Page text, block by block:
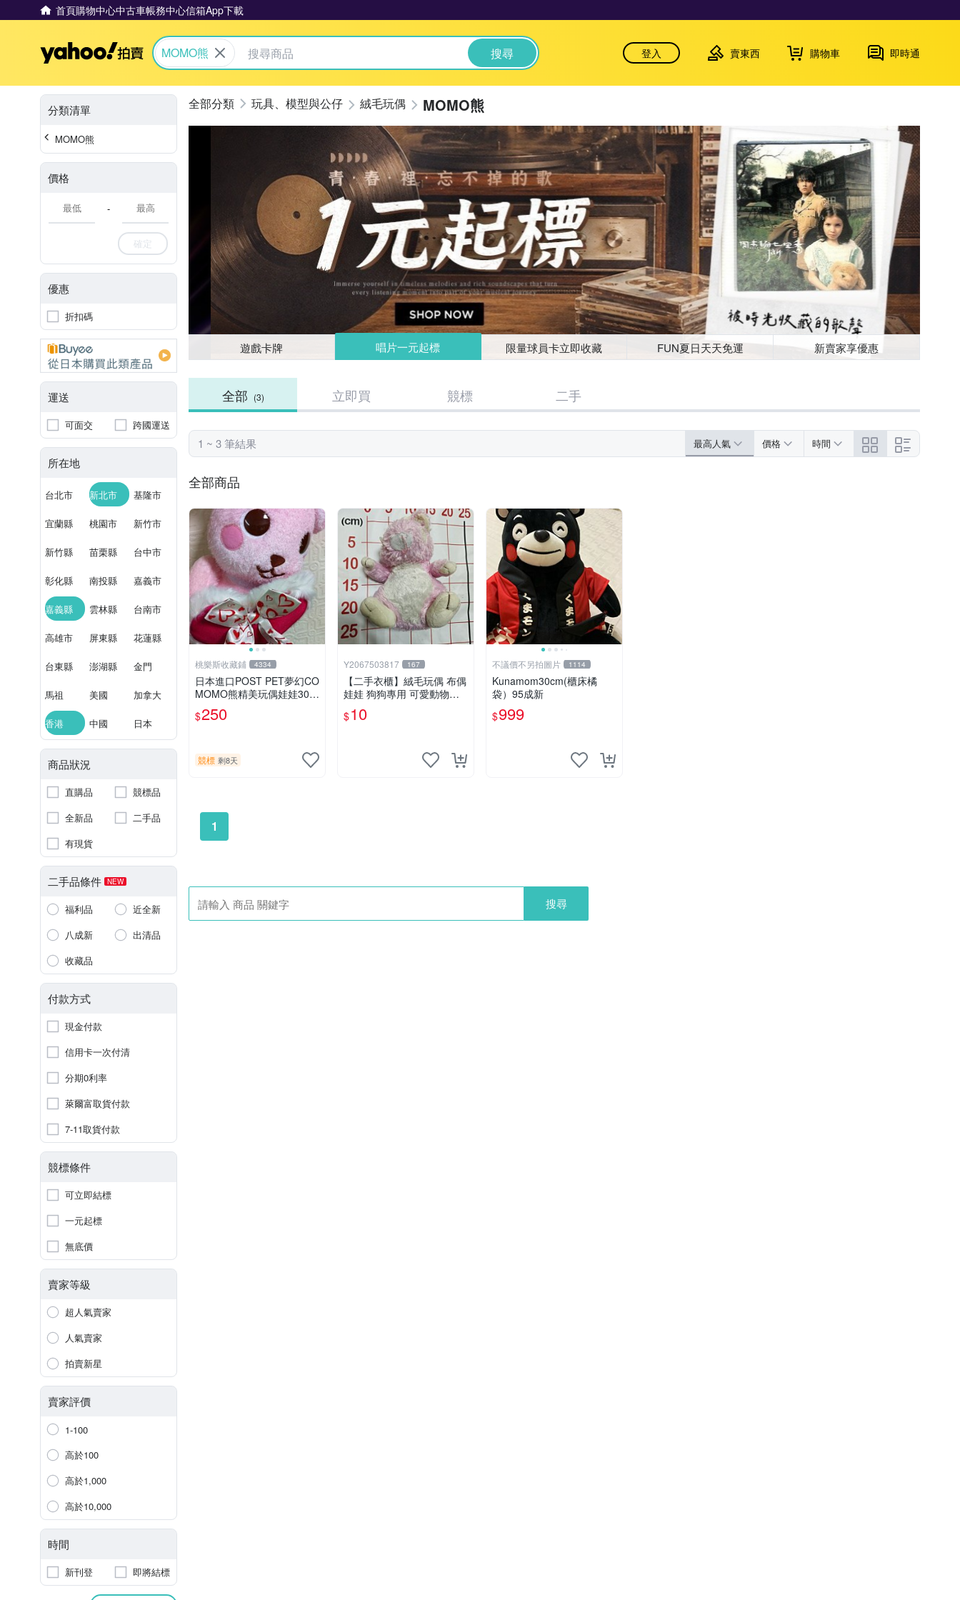
首頁購物中心中古車帳務中心信箱App下載
Yahoo拍賣
MOMO熊 搜尋 登入 賣東西 購物車 即時通
分類清單
MOMO熊
價格
-
確定
優惠
折扣碼
運送
可面交 跨國運送
所在地
台北市 新北市 基隆市
宜蘭縣 桃園市 新竹市
新竹縣 苗栗縣 台中市
彰化縣 南投縣 嘉義市
嘉義縣 雲林縣 台南市
高雄市 屏東縣 花蓮縣
台東縣 澎湖縣 金門
馬祖 美國 加拿大
香港 中國 日本
商品狀況
直購品
競標品
全新品
二手品
有現貨
二手品條件 NEW
福利品
近全新
八成新
出清品
收藏品
付款方式
現金付款
信用卡一次付清
分期0利率
萊爾富取貨付款
7-11取貨付款
競標條件
可立即結標
一元起標
無底價
賣家等級
超人氣賣家
人氣賣家
拍賣新星
賣家評價
1-100
高於100
高於1,000
高於10,000
時間
新刊登 即將結標
玩具、模型與公仔 絨毛玩偶 MOMO熊
遊戲卡牌 唱片一元起標 限量球員卡立即收藏 FUN夏日天天免運 新賣家享優惠
全部 (3) 立即買 競標 二手
1 ~ 3 筆結果 最高人氣 價格 時間
全部商品
桃樂斯收藏鋪 4334
日本進口POST PET夢幻CO
MOMO熊精美玩偶娃娃30c
m
$250
競標 剩8天
Y2067503817 167
【二手衣櫃】絨毛玩偶 布偶
娃娃 狗狗專用 可愛動物系
列 耐咬耐磨玩具 玩偶 粉紅
熊寵物玩具 1120929
$10
不議價不另拍圖片 1114
Kunamom30cm(櫃床橘
袋）95成新
$999
1
搜尋